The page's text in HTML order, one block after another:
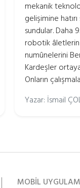
mekanik
gelişimine hatırı
sundular. Daha
robotik
numûnelerini
Kardeşler
Onların
Yazar: İsmail
MOBİL